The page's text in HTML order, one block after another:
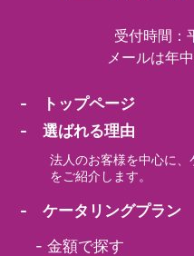
受付時間：
メールは年
- トップページ
- 選ばれる理由
法人のお客様を中心に
をご紹介します。
- ケータリングプラン
-金額で探す